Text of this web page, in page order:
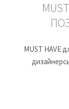
MUST HAVE